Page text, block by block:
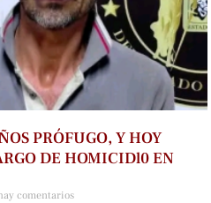
PRÓFUGO, Y HOY
DE HOMICIDl0 EN
comentarios